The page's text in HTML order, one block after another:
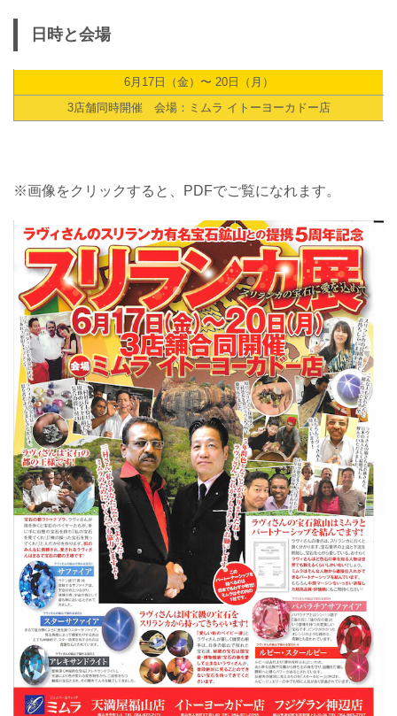
日時と会場
6月17日（金）〜 20日（月）
3店舗同時開催 会場：ミムラ イトーヨーカドー店
※画像をクリックすると、PDFでご覧になれます。